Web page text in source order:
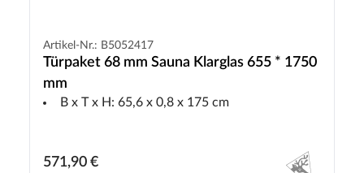
Artikel-Nr.: B5052417
Türpaket 68 mm Sauna Klarglas 655 * 1750
mm
B x T x H: 65,6 x 0,8 x 175 cm
571,90 €